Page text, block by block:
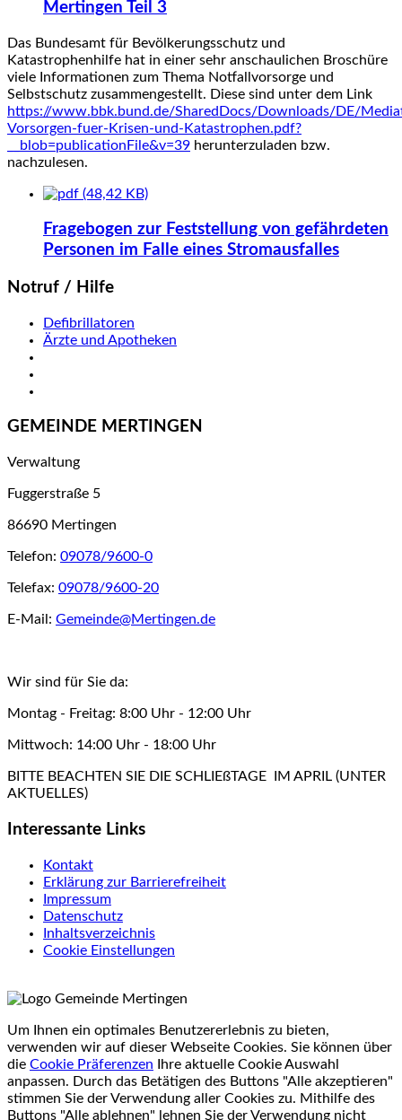
Mertingen Teil 3
Das Bundesamt für Bevölkerungsschutz und
Katastrophenhilfe hat in einer sehr anschaulichen Broschüre
viele Informationen zum Thema Notfallvorsorge und
Selbstschutz zusammengestellt. Diese sind unter dem Link
https://www.bbk.bund.de/SharedDocs/Downloads/DE/
Vorsorgen-fuer-Krisen-und-Katastrophen.pdf?
__blob=publicationFile&v=39 herunterzuladen bzw.
nachzulesen.
(48,42 KB)
Fragebogen zur Feststellung von gefährdeten
Personen im Falle eines Stromausfalles
Notruf / Hilfe
Defibrillatoren
Ärzte und Apotheken
GEMEINDE MERTINGEN
Verwaltung
Fuggerstraße 5
86690 Mertingen
Telefon: 09078/9600-0
Telefax: 09078/9600-20
E-Mail: Gemeinde@Mertingen.de
Wir sind für Sie da:
Montag - Freitag: 8:00 Uhr - 12:00 Uhr
Mittwoch: 14:00 Uhr - 18:00 Uhr
BITTE BEACHTEN SIE DIE SCHLIEßTAGE IM APRIL (UNTER
AKTUELLES)
Interessante Links
Kontakt
Erklärung zur Barrierefreiheit
Impressum
Datenschutz
Inhaltsverzeichnis
Cookie Einstellungen
Um Ihnen ein optimales Benutzererlebnis zu bieten,
verwenden wir auf dieser Webseite Cookies. Sie können über
die Cookie Präferenzen Ihre aktuelle Cookie Auswahl
anpassen. Durch das Betätigen des Buttons "Alle akzeptieren"
stimmen Sie der Verwendung aller Cookies zu. Mithilfe des
Buttons "Alle ablehnen" lehnen Sie der Verwendung nicht